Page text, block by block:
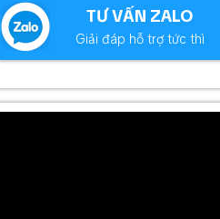
TƯ VẤN ZALO
Giải đáp hỗ trợ tức thì